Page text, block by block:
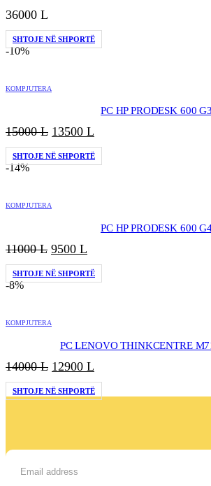
36000 L
SHTOJE NË SHPORTË
-10%
KOMPJUTERA
PC HP PRODESK 600 G3
15000L Çmimi
origjinal
qe:
13500 L
i
tanishëm
SHTOJE NË SHPORTË
-14%
KOMPJUTERA
PC HP PRODESK 600
11000L Çmimi
origjinal
qe:
9500 L
i
tanishëm
SHTOJE NË SHPORTË
-8%
KOMPJUTERA
PC LENOVO THINKCENTRE
14000L Çmimi
origjinal
qe:
12900 L
i
tanishëm
SHTOJE NË SHPORTË